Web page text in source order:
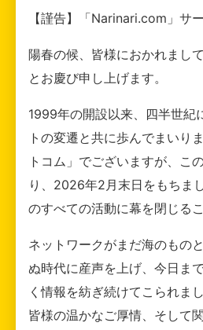
【謹告】「Narinari.com」サ
陽春の候、皆様におかれまし
とお慶び申し上げます。
1999年の開設以来、四半世紀
トの変遷と共に歩んでまいり
トコム」でございますが、こ
り、2026年2月末日をもちま
のすべての活動に幕を閉じる
ネットワークがまだ海のもの
ぬ時代に産声を上げ、今日ま
く情報を紡ぎ続けてこられま
皆様の温かなご厚情、そして